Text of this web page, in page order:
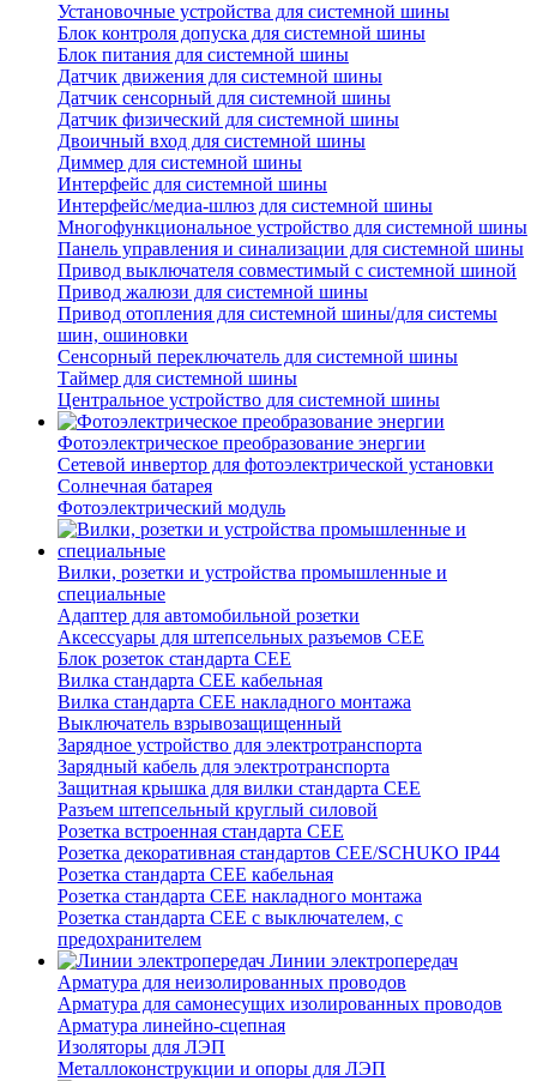
Установочные устройства для системной шины
Блок контроля допуска для системной шины
Блок питания для системной шины
Датчик движения для системной шины
Датчик сенсорный для системной шины
Датчик физический для системной шины
Двоичный вход для системной шины
Диммер для системной шины
Интерфейс для системной шины
Интерфейс/медиа-шлюз для системной шины
Многофункциональное устройство для системной шины
Панель управления и синализации для системной шины
Привод выключателя совместимый с системной шиной
Привод жалюзи для системной шины
Привод отопления для системной шины/для системы
шин, ошиновки
Сенсорный переключатель для системной шины
Таймер для системной шины
Центральное устройство для системной шины
Фотоэлектрическое преобразование энергии
Сетевой инвертор для фотоэлектрической установки
Солнечная батарея
Фотоэлектрический модуль
Вилки, розетки и устройства промышленные и
специальные
Адаптер для автомобильной розетки
Аксессуары для штепсельных разъемов CEE
Блок розеток стандарта CEE
Вилка стандарта CEE кабельная
Вилка стандарта CEE накладного монтажа
Выключатель взрывозащищенный
Зарядное устройство для электротранспорта
Зарядный кабель для электротранспорта
Защитная крышка для вилки стандарта CEE
Разъем штепсельный круглый силовой
Розетка встроенная стандарта CEE
Розетка декоративная стандартов CEE/SCHUKO IP44
Розетка стандарта СЕЕ кабельная
Розетка стандарта СЕЕ накладного монтажа
Розетка стандарта СЕЕ с выключателем, с
предохранителем
Линии электропередач
Арматура для неизолированных проводов
Арматура для самонесущих изолированных проводов
Арматура линейно-сцепная
Изоляторы для ЛЭП
Металлоконструкции и опоры для ЛЭП